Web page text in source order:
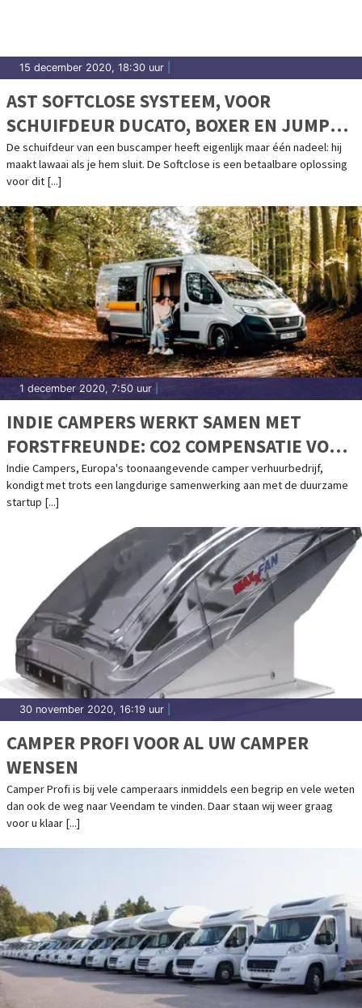
15 december 2020, 18:30 uur
AST SOFTCLOSE SYSTEEM, VOOR
SCHUIFDEUR DUCATO, BOXER EN JUMPER
>2006
De schuifdeur van een buscamper heeft eigenlijk maar één nadeel: hij
maakt lawaai als je hem sluit. De Softclose is een betaalbare oplossing
voor dit [...]
1 december 2020, 7:50 uur
INDIE CAMPERS WERKT SAMEN MET
FORSTFREUNDE: CO2 COMPENSATIE VOOR
JE ROADTRIP DOOR HET PLANTEN VAN
BOMEN
Indie Campers, Europa's toonaangevende camper verhuurbedrijf,
kondigt met trots een langdurige samenwerking aan met de duurzame
startup [...]
30 november 2020, 16:19 uur
CAMPER PROFI VOOR AL UW CAMPER
WENSEN
Camper Profi is bij vele camperaars inmiddels een begrip en vele weten
dan ook de weg naar Veendam te vinden. Daar staan wij weer graag
voor u klaar [...]